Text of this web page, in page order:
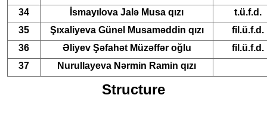
34
İsmayılova Jalə Musa qızı
t.ü.f.d.
35
Şıxaliyeva Günel Musaməddin qızı
fil.ü.f.d.
36
Əliyev Şəfahət Müzəffər oğlu
fil.ü.f.d.
37
Nurullayeva Nərmin Ramin qızı
Structure